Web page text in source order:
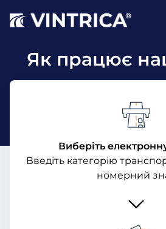
Як працює
Виберіть
Введіть категорію
номерний